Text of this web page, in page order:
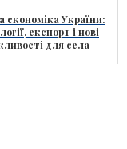
економіка України:
експорт і нові
для села